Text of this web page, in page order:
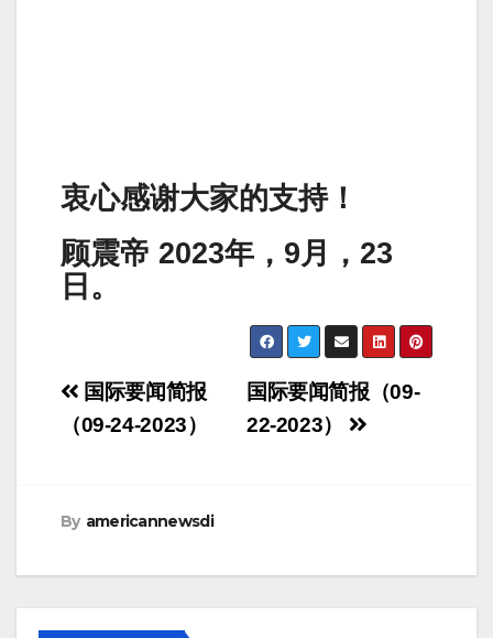
衷心感谢大家的支持！
顾震帝 2023年，9月，23
日。
Post
navigation
国际要闻简报（09-
22-2023）
国际要闻简报
（09-24-2023）
By americannewsdi